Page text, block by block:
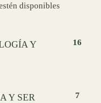
disponibles
Y
16
Y SER 7